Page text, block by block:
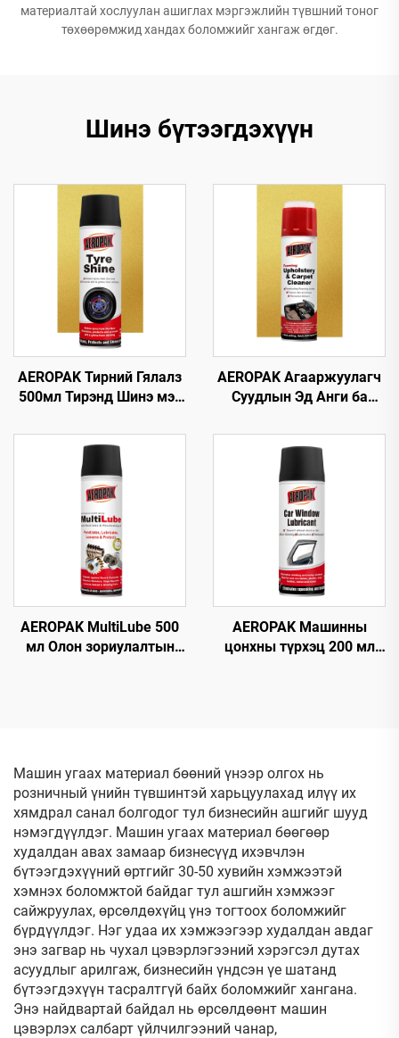
материалтай хослуулан ашиглах мэргэжлийн түвшний тоног
төхөөрөмжид хандах боломжийг хангаж өгдөг.
Шинэ бүтээгдэхүүн
AEROPAK Тирний Гялалз
500мл Тирэнд Шинэ мэт
Тирний Анивч
AEROPAK Агааржуулагч
Суудлын Эд Анги ба
500мл Олон
Зориулалтын Цэвэрлэгч
AEROPAK MultiLube 500
мл Олон зориулалтын
AEROPAK Машинны
цонхны түрхэц 200 мл
Машин угаах материал бөөний үнээр олгох нь
розничный үнийн түвшинтэй харьцуулахад илүү их
хямдрал санал болгодог тул бизнесийн ашгийг шууд
нэмэгдүүлдэг. Машин угаах материал бөөгөөр
худалдан авах замаар бизнесүүд ихэвчлэн
бүтээгдэхүүний өртгийг 30-50 хувийн хэмжээтэй
хэмнэх боломжтой байдаг тул ашгийн хэмжээг
сайжруулах, өрсөлдөхүйц үнэ тогтоох боломжийг
бүрдүүлдэг. Нэг удаа их хэмжээгээр худалдан авдаг
энэ загвар нь чухал цэвэрлэгээний хэрэгсэл дутах
асуудлыг арилгаж, бизнесийн үндсэн үе шатанд
бүтээгдэхүүн тасралтгүй байх боломжийг хангана.
Энэ найдвартай байдал нь өрсөлдөөнт машин
цэвэрлэх салбарт үйлчилгээний чанар,